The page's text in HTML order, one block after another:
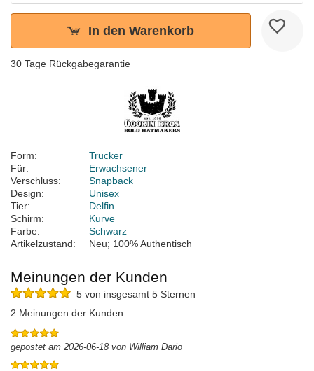
In den Warenkorb
30 Tage Rückgabegarantie
Form:
Trucker
Für:
Erwachsener
Verschluss:
Snapback
Design:
Unisex
Tier:
Delfin
Schirm:
Kurve
Farbe:
Schwarz
Artikelzustand:
Neu; 100% Authentisch
Meinungen der Kunden
5 von insgesamt 5 Sternen
2 Meinungen der Kunden
gepostet am 2026-06-18 von William Dario